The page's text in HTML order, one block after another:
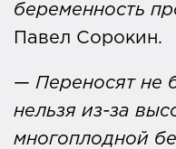
беременность
Павел Сорокин.
— Переносят не
нельзя из-за
многоплодной